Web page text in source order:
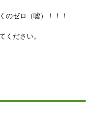
のゼロ（嘘）！！！
ください。